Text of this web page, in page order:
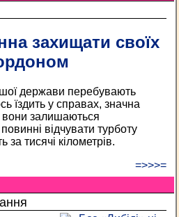
захищати своїх
держави перебувають
їздить у справах, значна
залишаються
відчувати турботу
тисячі кілометрів.
=>>>=